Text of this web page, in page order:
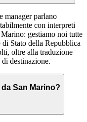
manager parlano
con interpreti
gestiamo noi tutte
Stato della Repubblica
oltre alla traduzione
destinazione.
San Marino?